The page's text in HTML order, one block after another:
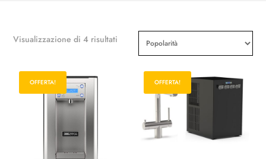
Visualizzazione di 4 risultati Popolarità
OFFERTA! OFFERTA!